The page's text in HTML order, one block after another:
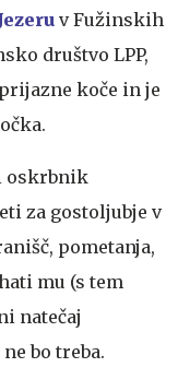
v Fužinskih
društvo LPP,
koče in je
oskrbnik
za gostoljubje v
pometanja,
mu (s tem
natečaj
bo treba.